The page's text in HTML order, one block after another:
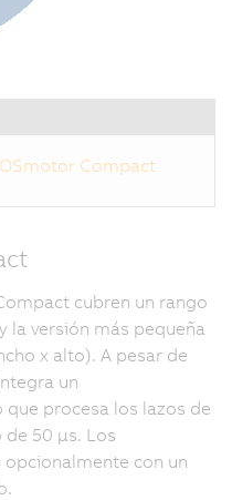
Compact
cubren un rango
la versión más pequeña
x alto). A pesar de
un
procesa los lazos de
50 μs. Los
con un